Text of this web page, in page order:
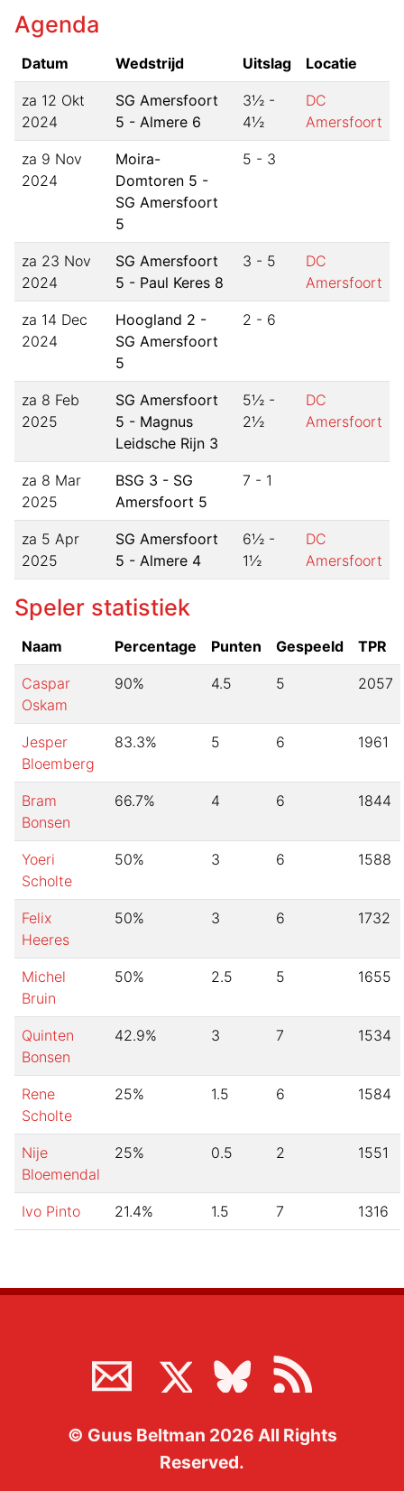
Agenda
Datum Wedstrijd Uitslag Locatie
za 12 Okt
2024
SG Amersfoort
5 - Almere 6
3½ -
4½
DC
Amersfoort
za 9 Nov
2024
Moira-
Domtoren 5 -
SG Amersfoort
5
5 - 3
za 23 Nov
2024
SG Amersfoort
5 - Paul Keres 8
3 - 5
DC
Amersfoort
za 14 Dec
2024
Hoogland 2 -
SG Amersfoort
5
2 - 6
za 8 Feb
2025
SG Amersfoort
5 - Magnus
Leidsche Rijn 3
5½ -
2½
DC
Amersfoort
za 8 Mar
2025
BSG 3 - SG
Amersfoort 5
7 - 1
za 5 Apr
2025
SG Amersfoort
5 - Almere 4
6½ -
1½
DC
Amersfoort
Speler statistiek
Naam Percentage Punten Gespeeld TPR
Caspar
Oskam
90% 4.5 5 2057
Jesper
Bloemberg
83.3% 5 6 1961
Bram
Bonsen
66.7% 4 6 1844
Yoeri
Scholte
50% 3 6 1588
Felix
Heeres
50% 3 6 1732
Michel
Bruin
50% 2.5 5 1655
Quinten
Bonsen
42.9% 3 7 1534
Rene
Scholte
25% 1.5 6 1584
Nije
Bloemendal
25% 0.5 2 1551
Ivo Pinto 21.4% 1.5 7 1316
© Guus Beltman 2026 All Rights
Reserved.